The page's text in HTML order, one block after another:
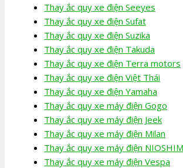
Thay ắc quy xe điện Seeyes
Thay ắc quy xe điện Sufat
Thay ắc quy xe điện Suzika
Thay ắc quy xe điện Takuda
Thay ắc quy xe điện Terra motors
Thay ắc quy xe điện Việt Thái
Thay ắc quy xe điện Yamaha
Thay ắc quy xe máy điện Gogo
Thay ắc quy xe máy điện Jeek
Thay ắc quy xe máy điện Milan
Thay ắc quy xe máy điện
Thay ắc quy xe máy điện Vespa